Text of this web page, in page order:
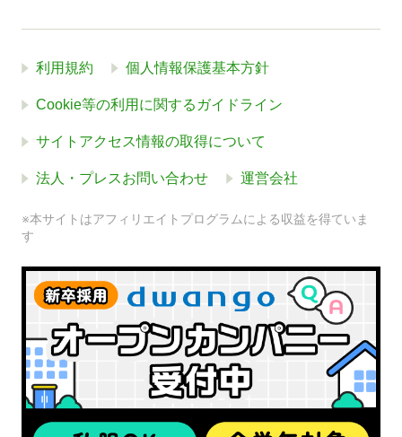
利用規約 個人情報保護基本方針
Cookie等の利用に関するガイドライン
サイトアクセス情報の取得について
法人・プレスお問い合わせ 運営会社
※本サイトはアフィリエイトプログラムによる収益を得ていま
す